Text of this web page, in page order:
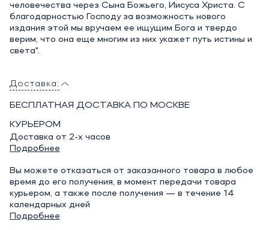
человечества через Сына Божьего, Иисуса Христа. С
благодарностью Господу за возможность нового
издания этой мы вручаем ее ищущим Бога и твердо
верим, что она еще многим из них укажет путь истины и
света".
Доставка:
БЕСПЛАТНАЯ ДОСТАВКА ПО МОСКВЕ
КУРЬЕРОМ
Доставка от 2-х часов
Подробнее
Вы можете отказаться от заказанного товара в любое
время до его получения, в момент передачи товара
курьером, а также после получения — в течение 14
календарных дней
Подробнее